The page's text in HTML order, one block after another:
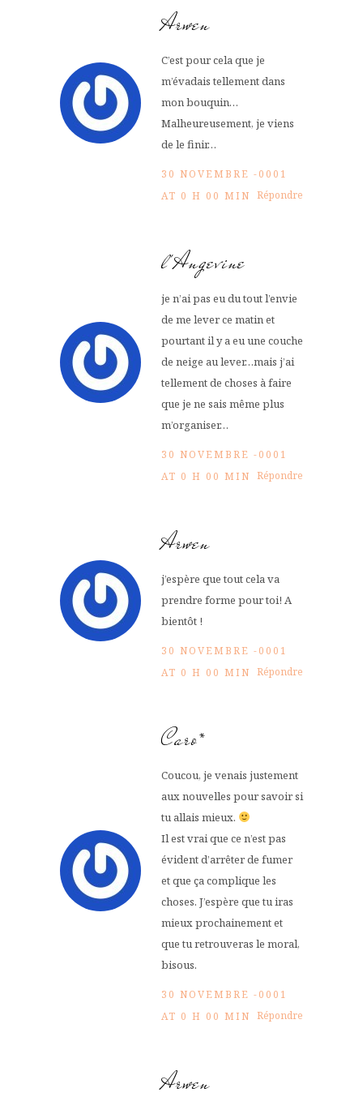
Arwen
C’est pour cela que je
m’évadais tellement dans
mon bouquin…
Malheureusement, je viens
de le finir…
30 NOVEMBRE -0001
AT 0 H 00 MIN Répondre
l'Angevine
je n’ai pas eu du tout l’envie
de me lever ce matin et
pourtant il y a eu une couche
de neige au lever…mais j’ai
tellement de choses à faire
que je ne sais même plus
m’organiser…
30 NOVEMBRE -0001
AT 0 H 00 MIN Répondre
Arwen
j’espère que tout cela va
prendre forme pour toi! A
bientôt !
30 NOVEMBRE -0001
AT 0 H 00 MIN Répondre
Caro*
Coucou, je venais justement
aux nouvelles pour savoir si
tu allais mieux.
Il est vrai que ce n’est pas
évident d’arrêter de fumer
et que ça complique les
choses. J’espère que tu iras
mieux prochainement et
que tu retrouveras le moral,
bisous.
30 NOVEMBRE -0001
AT 0 H 00 MIN Répondre
Arwen